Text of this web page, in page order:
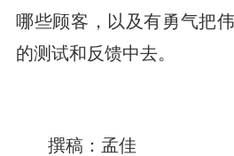
哪些顾客，以及有勇气把
的测试和反馈中去。
撰稿：孟佳